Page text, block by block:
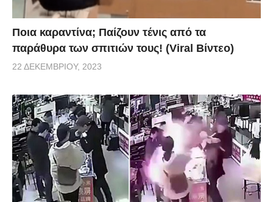
Ποια καραντίνα; Παίζουν τένις από τα
παράθυρα των σπιτιών τους! (Viral Βίντεο)
22 ΔΕΚΕΜΒΡΊΟΥ, 2023